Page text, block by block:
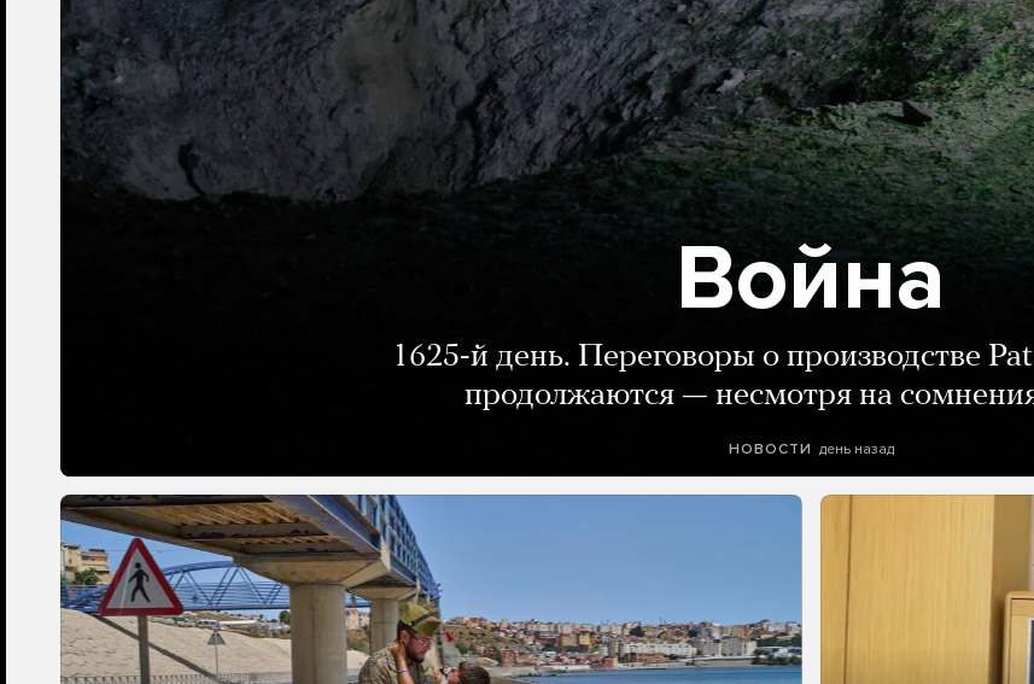
Война
1625-й день. Переговоры о производстве
продолжаются — несмотря на
НОВОСТИ день назад